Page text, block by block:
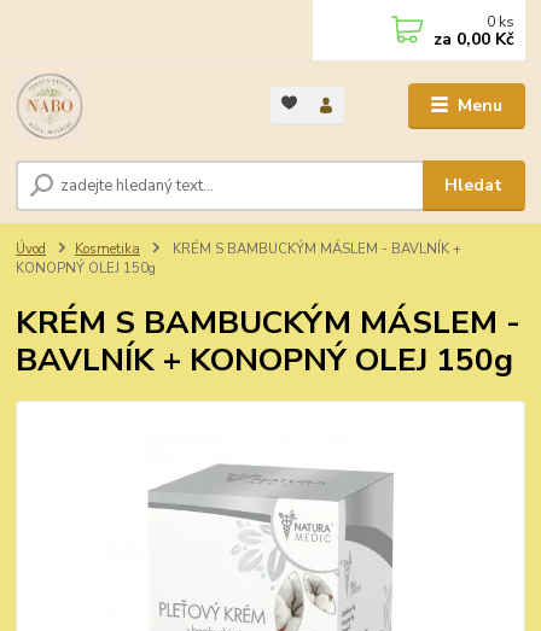
Menu
Hledat
0 ks
za 0,00 Kč
Úvod Kosmetika
KRÉM S BAMBUCKÝM MÁSLEM - BAVLNÍK +
KONOPNÝ OLEJ 150g
KRÉM S BAMBUCKÝM MÁSLEM -
BAVLNÍK + KONOPNÝ OLEJ 150g